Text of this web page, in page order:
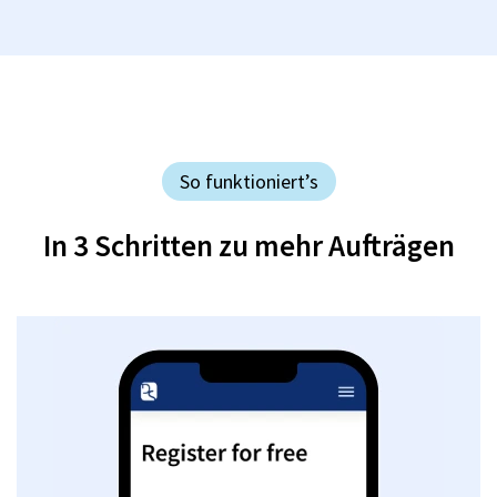
So funktioniert’s
In 3 Schritten zu mehr Aufträgen